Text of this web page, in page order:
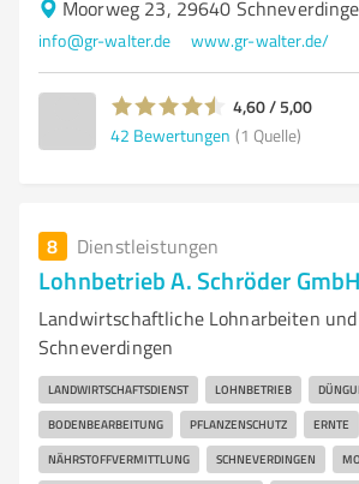
Moorweg 23, 29640
info@gr-walter.de www.gr-walter.de/
4,60 / 5,00
42 Bewertungen (1 Quelle)
8 Dienstleistungen
Lohnbetrieb A. Schröder GmbH
Landwirtschaftliche Lohnarbeiten
Schneverdingen
LANDWIRTSCHAFTSDIENST LOHNBETRIEB
BODENBEARBEITUNG PFLANZENSCHUTZ ERNTE
NÄHRSTOFFVERMITTLUNG SCHNEVERDINGEN